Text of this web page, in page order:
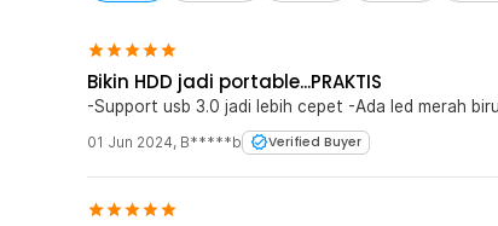
Bikin HDD jadi portable...PRAKTIS
-Support usb 3.0 jadi lebih cepet -Ada led merah
01 Jun 2024, B*****b Verified Buyer